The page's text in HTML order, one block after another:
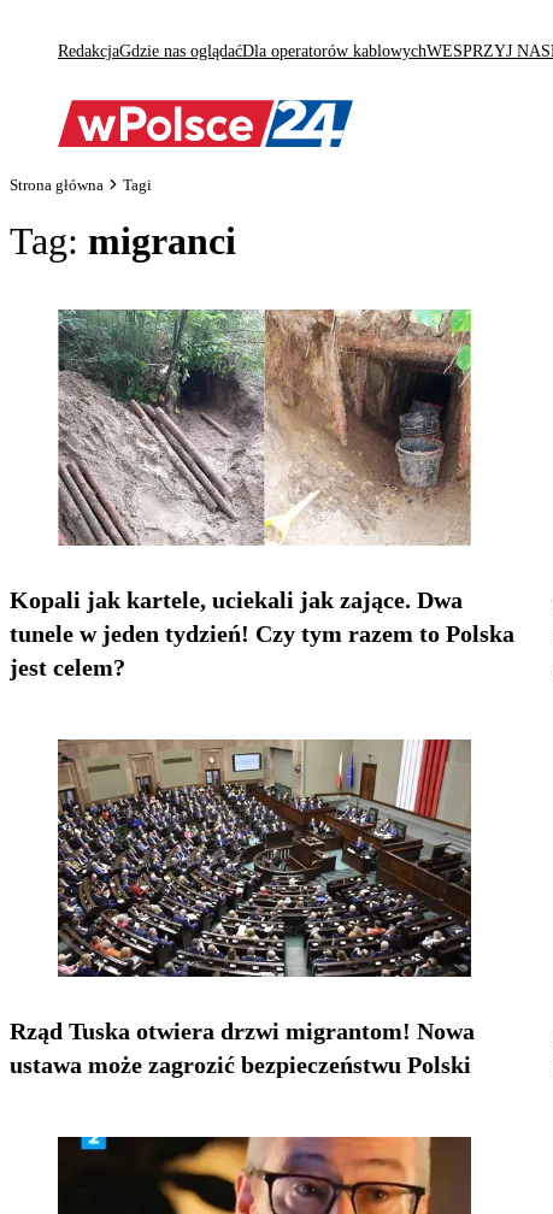
RedakcjaGdzie nas oglądaćDla operatorów kablowychWESPRZYJ NAS
Strona główna Tagi
Tag: migranci
Kopali jak kartele, uciekali jak zające. Dwa
tunele w jeden tydzień! Czy tym razem to Polska
jest celem?
Rząd Tuska otwiera drzwi migrantom! Nowa
ustawa może zagrozić bezpieczeństwu Polski